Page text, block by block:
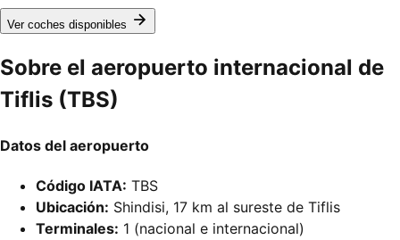
Ver coches disponibles
Sobre el aeropuerto internacional de
Tiflis (TBS)
Datos del aeropuerto
Código IATA: TBS
Ubicación: Shindisi, 17 km al sureste de Tiflis
Terminales: 1 (nacional e internacional)